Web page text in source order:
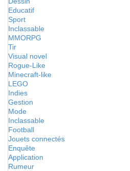
Educatif
Sport
Inclassable
MMORPG
Tir
Visual novel
Rogue-Like
Minecraft-like
LEGO
Indies
Gestion
Mode
Inclassable
Football
Jouets connectés
Enquête
Application
Rumeur